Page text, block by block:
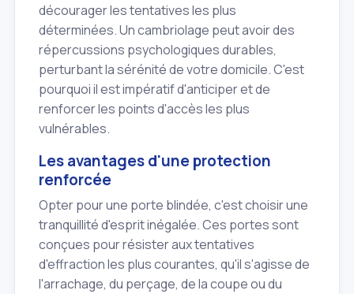
décourager les tentatives les plus
déterminées. Un cambriolage peut avoir des
répercussions psychologiques durables,
perturbant la sérénité de votre domicile. C'est
pourquoi il est impératif d'anticiper et de
renforcer les points d'accès les plus
vulnérables.
Les avantages d'une protection
renforcée
Opter pour une porte blindée, c'est choisir une
tranquillité d'esprit inégalée. Ces portes sont
conçues pour résister aux tentatives
d'effraction les plus courantes, qu'il s'agisse de
l'arrachage, du perçage, de la coupe ou du